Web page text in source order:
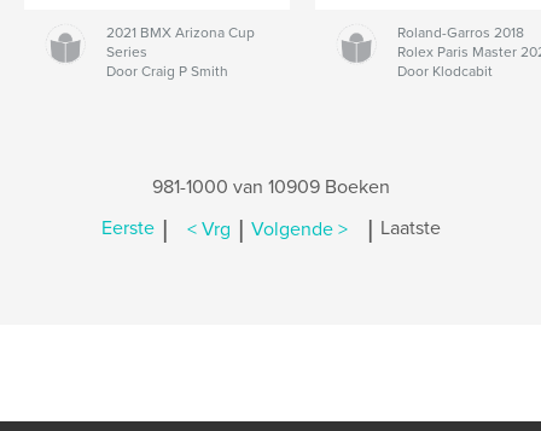
2021 BMX Arizona Cup
Series
Door Craig P Smith
Roland-Garros 2018
Rolex Paris Master
Door Klodcabit
981-1000 van 10909 Boeken
Eerste | < Vrg | Volgende > | Laatste